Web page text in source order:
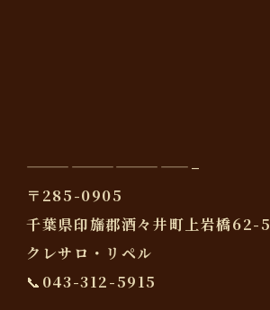
———————————–
〒285-0905
千葉県印旛郡酒々井町上岩橋62-5
クレサロ・リペル
📞043-312-5915